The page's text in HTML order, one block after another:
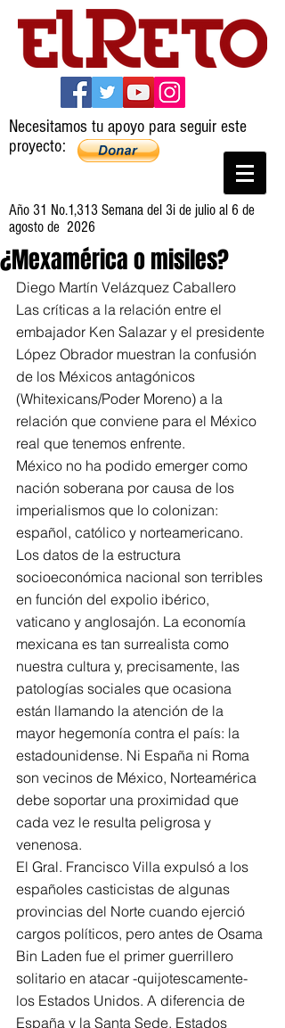
Necesitamos tu apoyo para seguir este
proyecto:
Año 31 No.1,313 Semana del 3i de julio al 6 de
agosto de 2026
¿Mexamérica o misiles?
Diego Martín Velázquez Caballero
Las críticas a la relación entre el
embajador Ken Salazar y el presidente
López Obrador muestran la confusión
de los Méxicos antagónicos
(Whitexicans/Poder Moreno) a la
relación que conviene para el México
real que tenemos enfrente.
México no ha podido emerger como
nación soberana por causa de los
imperialismos que lo colonizan:
español, católico y norteamericano.
Los datos de la estructura
socioeconómica nacional son terribles
en función del expolio ibérico,
vaticano y anglosajón. La economía
mexicana es tan surrealista como
nuestra cultura y, precisamente, las
patologías sociales que ocasiona
están llamando la atención de la
mayor hegemonía contra el país: la
estadounidense. Ni España ni Roma
son vecinos de México, Norteamérica
debe soportar una proximidad que
cada vez le resulta peligrosa y
venenosa.
El Gral. Francisco Villa expulsó a los
españoles casticistas de algunas
provincias del Norte cuando ejerció
cargos políticos, pero antes de Osama
Bin Laden fue el primer guerrillero
solitario en atacar -quijotescamente-
los Estados Unidos. A diferencia de
España y la Santa Sede, Estados